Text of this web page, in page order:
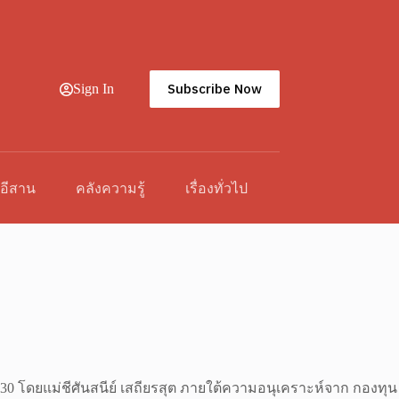
Sign In Subscribe Now
อีสาน คลังความรู้ เรื่องทั่วไป
โดยแม่ชีศันสนีย์ เสถียรสุต ภายใต้ความอนุเคราะห์จาก กองทุน